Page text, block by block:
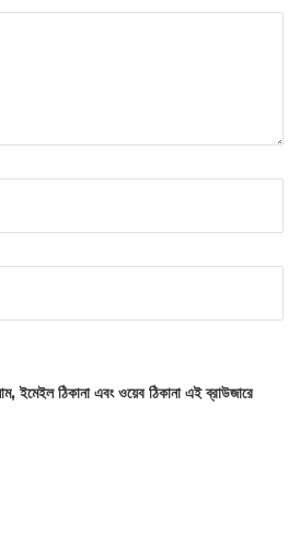
ইমেইল ঠিকানা এবং ওয়েব ঠিকানা এই ব্রাউজারে